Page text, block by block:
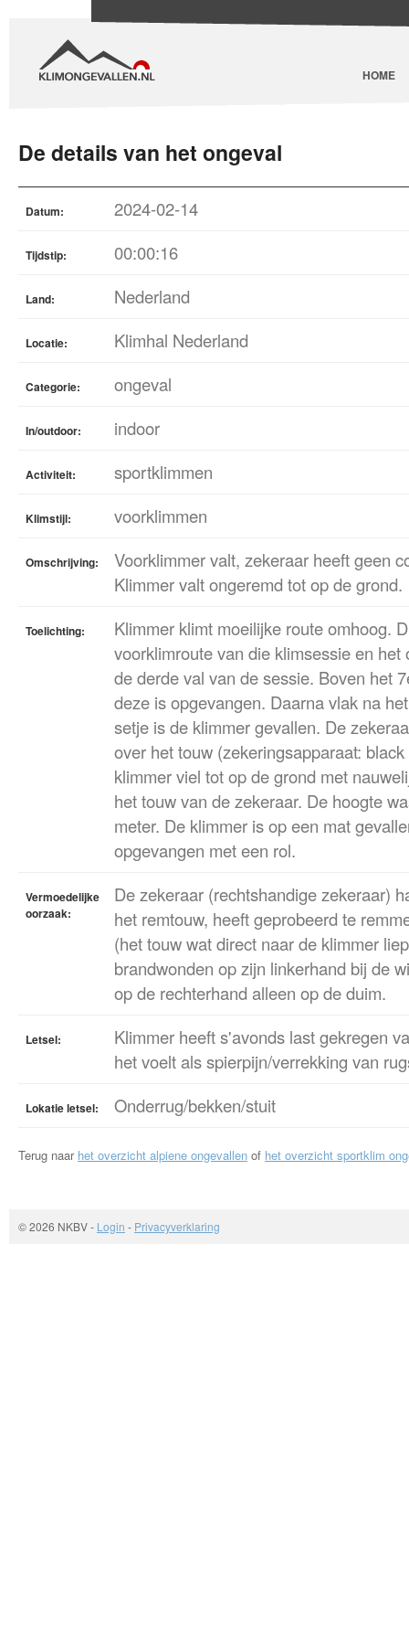
HOME
De details van het ongeval
Datum: 2024-02-14
Tijdstip: 00:00:16
Land: Nederland
Locatie: Klimhal Nederland
Categorie: ongeval
In/outdoor: indoor
Activiteit: sportklimmen
Klimstijl: voorklimmen
Omschrijving:
Voorklimmer valt, zekeraar heeft geen
Klimmer valt ongeremd tot op de grond.
Toelichting:
Klimmer klimt moeilijke route omhoog.
voorklimroute van die klimsessie en het
de derde val van de sessie. Boven het
deze is opgevangen. Daarna vlak na
setje is de klimmer gevallen. De
over het touw (zekeringsapparaat:
klimmer viel tot op de grond met
het touw van de zekeraar. De hoogte
meter. De klimmer is op een mat
opgevangen met een rol.
Vermoedelijke
oorzaak:
De zekeraar (rechtshandige zekeraar)
het remtouw, heeft geprobeerd te
(het touw wat direct naar de klimmer
brandwonden op zijn linkerhand bij de
op de rechterhand alleen op de duim.
Letsel:
Klimmer heeft s'avonds last gekregen
het voelt als spierpijn/verrekking van
Lokatie letsel: Onderrug/bekken/stuit
Terug naar het overzicht alpiene ongevallen of het overzicht sportklim
© 2026 NKBV- Login - Privacyverklaring